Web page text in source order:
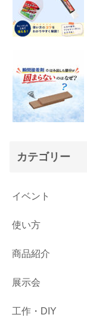
カテゴリー
イベント
使い方
商品紹介
展示会
工作・DIY